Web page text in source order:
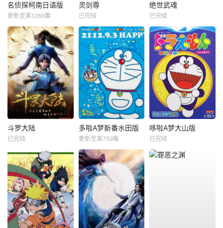
名侦探柯南日语版
更新至第1269集
灵剑尊
已完结
绝世武魂
已完结
斗罗大陆
已完结
多啦A梦新番水田版
更新至第759集
哆啦A梦大山版
已完结